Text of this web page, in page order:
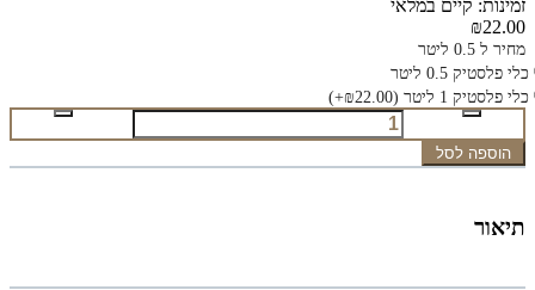
זמינות: קיים במלאי
₪22.00
מחיר ל 0.5 ליטר
כלי פלסטיק 0.5 ליטר
כלי פלסטיק 1 ליטר
(₪22.00+)
הוספה לסל
תיאור